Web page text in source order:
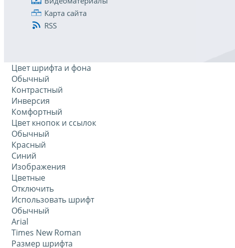
Карта сайта
RSS
Цвет шрифта и фона
Обычный
Контрастный
Инверсия
Комфортный
Цвет кнопок и ссылок
Обычный
Красный
Синий
Изображения
Цветные
Отключить
Использовать шрифт
Обычный
Arial
Times New Roman
Размер шрифта